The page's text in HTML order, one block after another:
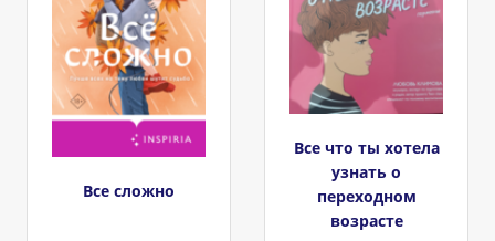
Все сложно
Все что ты хотела
узнать о
переходном
возрасте